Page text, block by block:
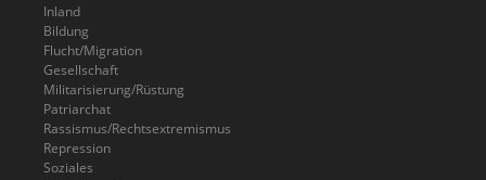
Inland
Bildung
Flucht/Migration
Gesellschaft
Militarisierung/Rüstung
Patriarchat
Rassismus/Rechtsextremismus
Repression
Soziales